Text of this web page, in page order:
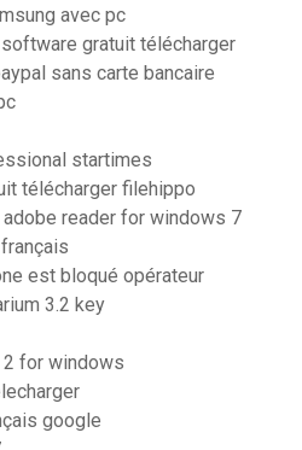
avec pc
gratuit télécharger
sans carte bancaire
startimes
télécharger filehippo
reader for windows 7
est bloqué opérateur
3.2 key
2 for windows
google